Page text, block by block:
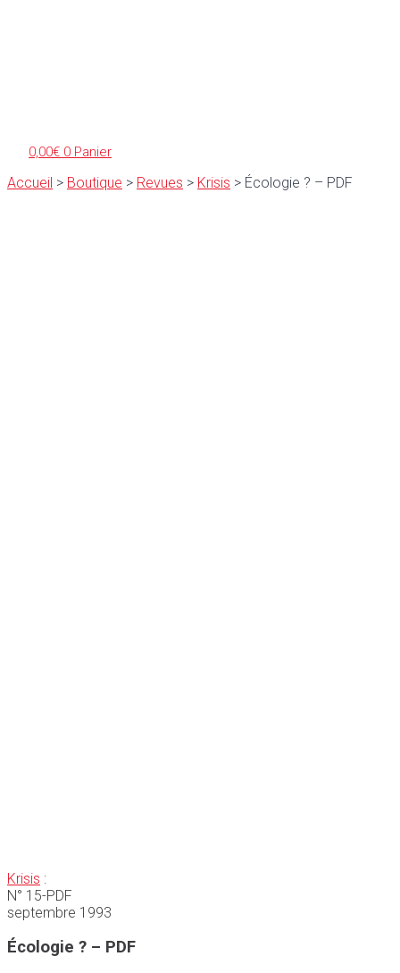
0,00€ 0 Panier
Accueil > Boutique > Revues > Krisis > Écologie ? – PDF
Krisis :
N° 15-PDF
septembre 1993
Écologie ? – PDF